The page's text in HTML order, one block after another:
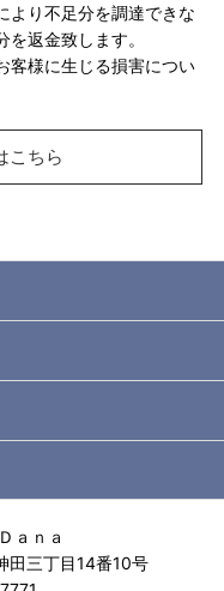
より不足分を調達できな
返金致します。
客様に生じる損害につい
こちら
ａｎａ
田三丁目14番10号